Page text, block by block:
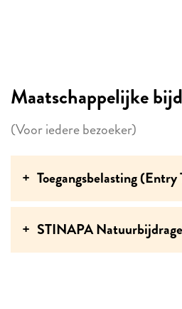
Maatschappelijke
(Voor iedere bezoeker)
Toegangsbelasting (Entry
STINAPA Natuurbijdrage